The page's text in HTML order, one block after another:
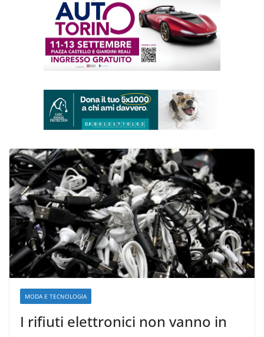
MODA E TECNOLOGIA
I rifiuti elettronici non vanno in